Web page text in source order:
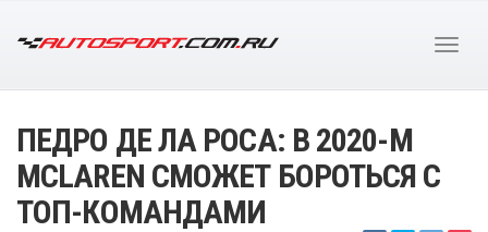
ПЕДРО ДЕ ЛА РОСА: В 2020-М
MCLAREN СМОЖЕТ БОРОТЬСЯ С
ТОП-КОМАНДАМИ